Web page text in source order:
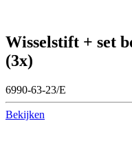
Wisselstift + set
(3x)
6990-63-23/E
Bekijken